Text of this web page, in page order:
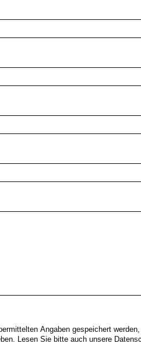
Angaben gespeichert
Lesen Sie bitte auch unsere